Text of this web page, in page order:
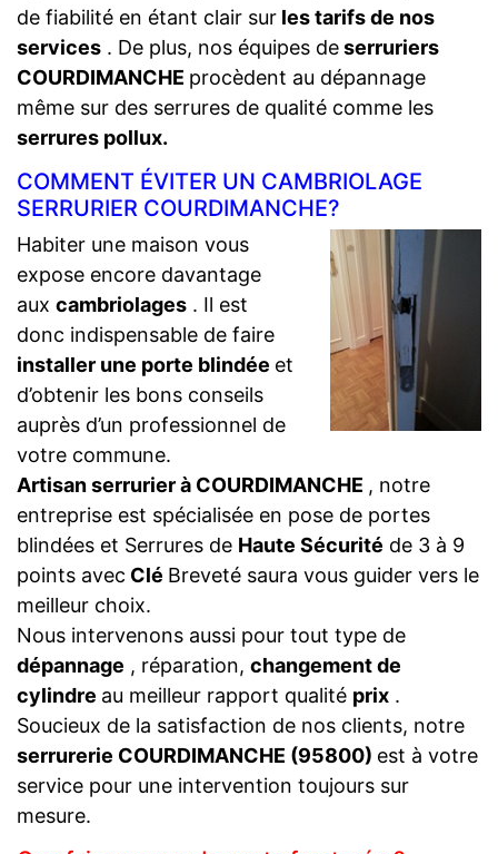
de fiabilité en étant clair sur les tarifs de nos
services . De plus, nos équipes deserruriers
COURDIMANCHE procèdent au dépannage
même sur des serrures de qualité comme les
serrures pollux.
COMMENT ÉVITER UN CAMBRIOLAGE
SERRURIER COURDIMANCHE?
Habiter une maison vous
expose encore davantage
aux cambriolages . Il est
donc indispensable de faire
installer une porte blindée et
d’obtenir les bons conseils
auprès d’un professionnel de
votre commune.
Artisan serrurier à COURDIMANCHE , notre
entreprise est spécialisée en pose de portes
blindées et Serrures de Haute Sécurité de 3 à 9
points avec Clé Breveté saura vous guider vers le
meilleur choix.
Nous intervenons aussi pour tout type de
dépannage , réparation, changement de
cylindre au meilleur rapport qualité prix .
Soucieux de la satisfaction de nos clients, notre
serrurerie COURDIMANCHE (95800) est à votre
service pour une intervention toujours sur
mesure.